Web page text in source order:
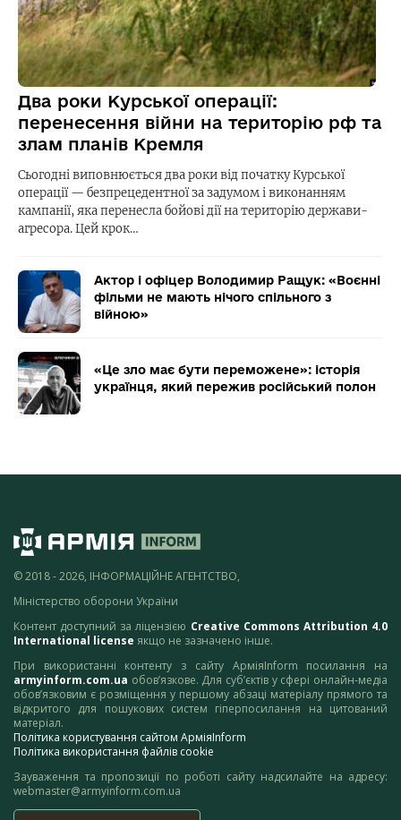
Два роки Курської операції:
перенесення війни на територію рф та
злам планів Кремля
Сьогодні виповнюється два роки від початку Курської
операції — безпрецедентної за задумом і виконанням
кампанії, яка перенесла бойові дії на територію держави-
агресора. Цей крок…
Актор і офіцер Володимир Ращук: «Воєнні
фільми не мають нічого спільного з
війною»
«Це зло має бути переможене»: історія
українця, який пережив російський полон
© 2018 - 2026, ІНФОРМАЦІЙНЕ АГЕНТСТВО,
Міністерство оборони України
Контент доступний за ліцензією Creative Commons Attribution 4.0
International license якщо не зазначено інше.
При використанні контенту з сайту АрміяInform посилання на
armyinform.com.ua обов’язкове. Для суб’єктів у сфері онлайн-медіа
обов’язковим є розміщення у першому абзаці матеріалу прямого та
відкритого для пошукових систем гіперпосилання на цитований
матеріал.
Політика користування сайтом АрміяInform
Політика використання файлів cookie
Зауваження та пропозиції по роботі сайту надсилайте на адресу:
webmaster@armyinform.com.ua